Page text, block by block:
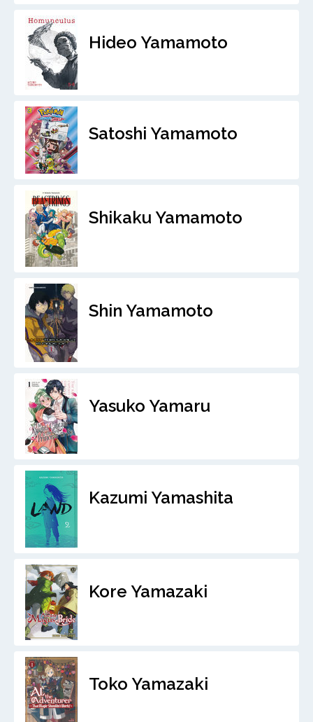
Hideo Yamamoto
Satoshi Yamamoto
Shikaku Yamamoto
Shin Yamamoto
Yasuko Yamaru
Kazumi Yamashita
Kore Yamazaki
Toko Yamazaki